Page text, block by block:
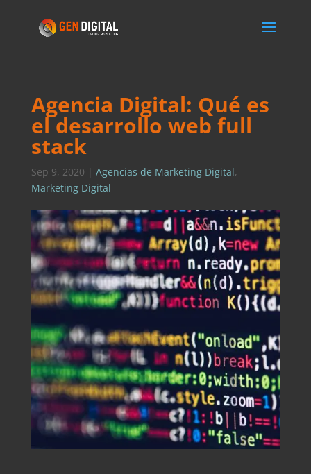
Agencia Digital: Qué es
el desarrollo web full
stack
Sep 9, 2020 | Agencias de Marketing Digital,
Marketing Digital